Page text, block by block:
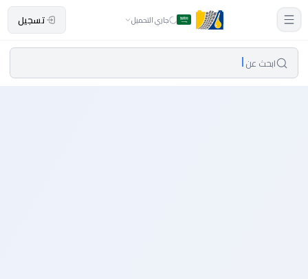
جاري التحميل تسجيل
ابحث عن